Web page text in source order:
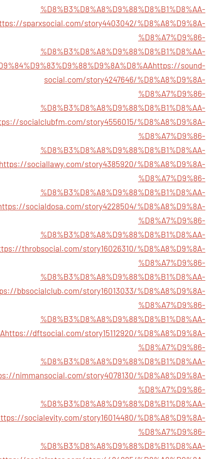
%D8%B3%D8%A8%D9%88%D8%B1%D8%AA-
sparxsocial.com/story4403042/%D8%A8%D9%8A-
%D8%A7%D9%86-
%D8%B3%D8%A8%D9%88%D8%B1%D8%AA-
https://sound-
social.com/story4247646/%D8%A8%D9%8A-
%D8%A7%D9%86-
%D8%B3%D8%A8%D9%88%D8%B1%D8%AA-
socialclubfm.com/story4556015/%D8%A8%D9%8A-
%D8%A7%D9%86-
%D8%B3%D8%A8%D9%88%D8%B1%D8%AA-
sociallawy.com/story4385920/%D8%A8%D9%8A-
%D8%A7%D9%86-
%D8%B3%D8%A8%D9%88%D8%B1%D8%AA-
socialdosa.com/story4228504/%D8%A8%D9%8A-
%D8%A7%D9%86-
%D8%B3%D8%A8%D9%88%D8%B1%D8%AA-
throbsocial.com/story16026310/%D8%A8%D9%8A-
%D8%A7%D9%86-
%D8%B3%D8%A8%D9%88%D8%B1%D8%AA-
bbsocialclub.com/story16013033/%D8%A8%D9%8A-
%D8%A7%D9%86-
%D8%B3%D8%A8%D9%88%D8%B1%D8%AA-
https://dftsocial.com/story15112920/%D8%A8%D9%8A-
%D8%A7%D9%86-
%D8%B3%D8%A8%D9%88%D8%B1%D8%AA-
nimmansocial.com/story4078130/%D8%A8%D9%8A-
%D8%A7%D9%86-
%D8%B3%D8%A8%D9%88%D8%B1%D8%AA-
socialevity.com/story16014480/%D8%A8%D9%8A-
%D8%A7%D9%86-
%D8%B3%D8%A8%D9%88%D8%B1%D8%AA-